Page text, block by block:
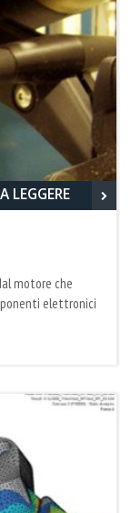
LEGGERE
motore che
elettronici